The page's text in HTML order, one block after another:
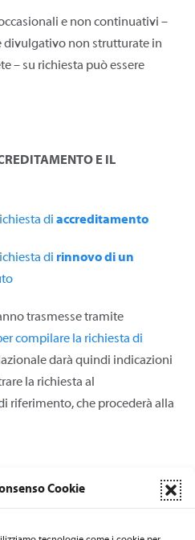
Cookie
e non continuativi –
divulgativo non strutturate in
– su richiesta può essere
E IL
di accreditamento
di rinnovo di un
trasmesse tramite
compilare la richiesta di
darà quindi indicazioni
la richiesta al
riferimento, che procederà alla